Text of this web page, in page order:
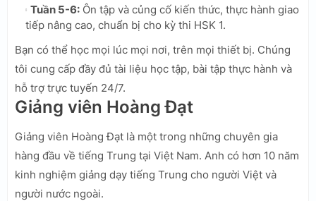
Tuần 5-6: Ôn tập và củng cố kiến thức, thực hành giao
tiếp nâng cao, chuẩn bị cho kỳ thi HSK 1.
Bạn có thể học mọi lúc mọi nơi, trên mọi thiết bị. Chúng
tôi cung cấp đầy đủ tài liệu học tập, bài tập thực hành và
hỗ trợ trực tuyến 24/7.
Giảng viên Hoàng Đạt
Giảng viên Hoàng Đạt là một trong những chuyên gia
hàng đầu về tiếng Trung tại Việt Nam. Anh có hơn 10 năm
kinh nghiệm giảng dạy tiếng Trung cho người Việt và
người nước ngoài.